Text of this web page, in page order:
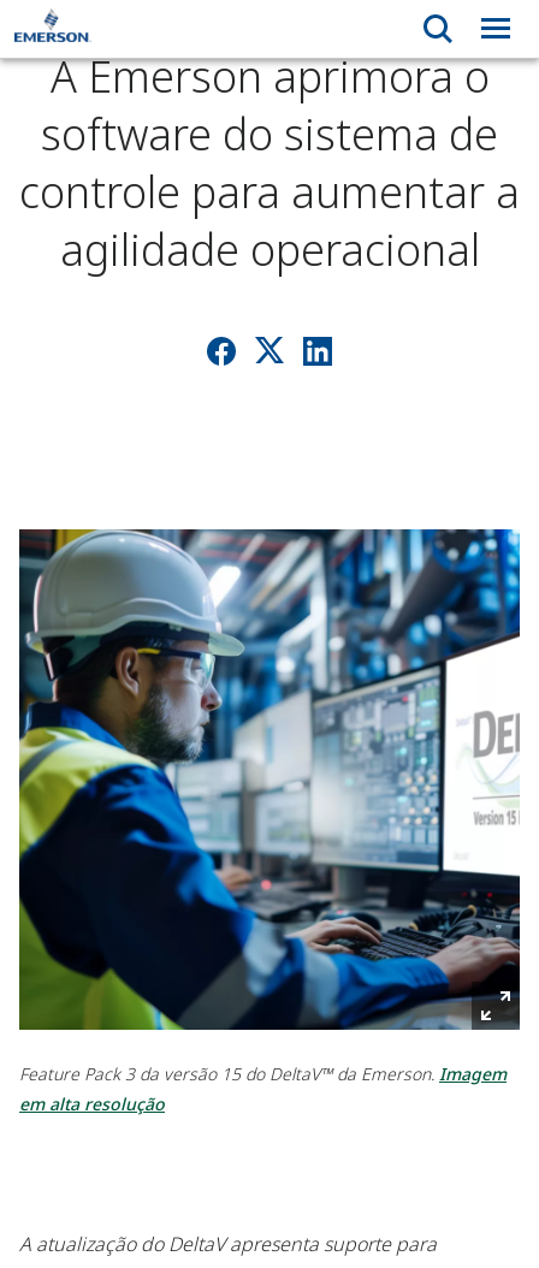
A Emerson aprimora o
software do sistema de
controle para aumentar a
agilidade operacional
Feature Pack 3 da versão 15 do DeltaV™ da Emerson. Imagem
em alta resolução
A atualização do DeltaV apresenta suporte para